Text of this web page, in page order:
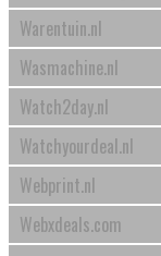
Warentuin.nl
Wasmachine.nl
Watch2day.nl
Watchyourdeal.nl
Webprint.nl
Webxdeals.com